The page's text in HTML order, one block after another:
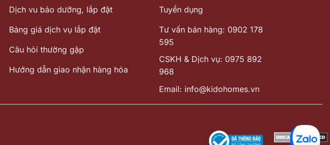
Dịch vu bảo dưỡng, lắp đặt
Bảng giá dịch vụ lắp đặt
Câu hỏi thường gặp
Hướng dẫn giao nhận hàng hóa
Tuyển dụng
Tư vấn bán hàng: 0902 178
595
CSKH & Dịch vụ: 0975 892
968
Email: info@kidohomes.vn